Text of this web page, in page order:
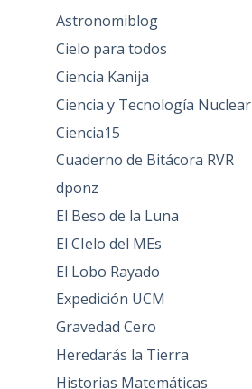
Astronomiblog
Cielo para todos
Ciencia Kanija
Ciencia y Tecnología Nuclear
Ciencia15
Cuaderno de Bitácora RVR
dponz
El Beso de la Luna
El CIelo del MEs
El Lobo Rayado
Expedición UCM
Gravedad Cero
Heredarás la Tierra
Historias Matemáticas